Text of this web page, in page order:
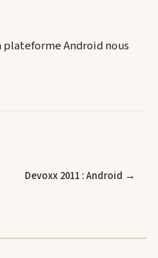
plateforme Android nous
Devoxx 2011 : Android →